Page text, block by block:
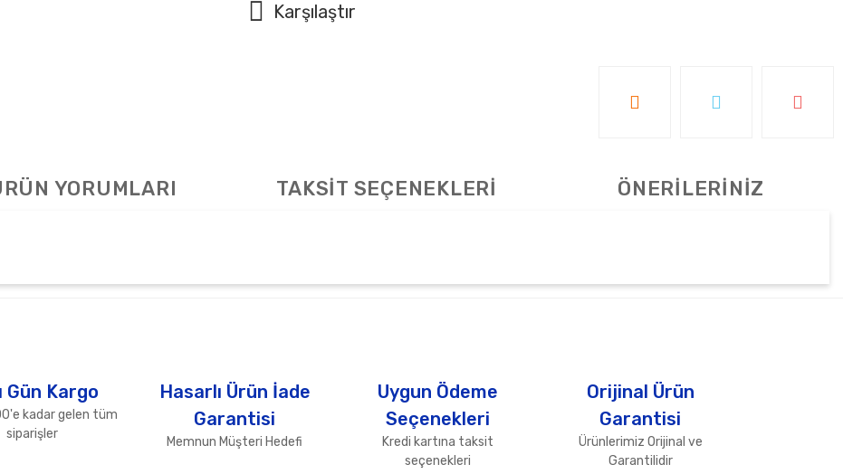
Karşılaştır
YORUMLARI TAKSİT SEÇENEKLERİ ÖNERİLERİNİZ
Gün Kargo
kadar gelen tüm
siparişler
Hasarlı Ürün İade
Garantisi
Memnun Müşteri Hedefi
Uygun Ödeme
Seçenekleri
Kredi kartına taksit
seçenekleri
Orijinal Ürün
Garantisi
Ürünlerimiz Orijinal ve
Garantilidir